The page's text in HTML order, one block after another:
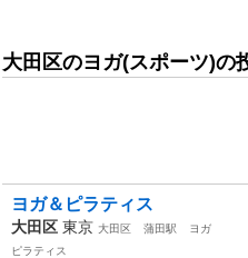
大田区のヨガ(スポーツ)の
ヨガ＆ピラティス
大田区 東京 大田区 蒲田駅
ヨガ
ピラティス